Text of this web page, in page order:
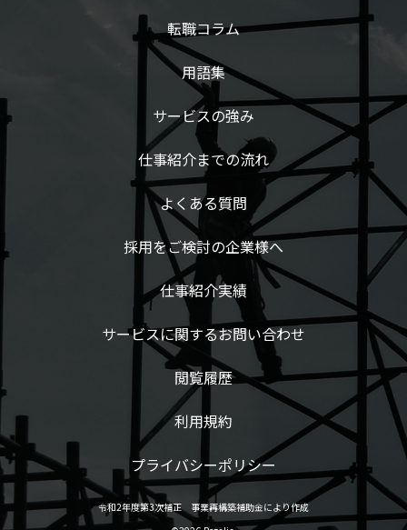
転職コラム
用語集
サービスの強み
仕事紹介までの流れ
よくある質問
採用をご検討の企業様へ
仕事紹介実績
サービスに関するお問い合わせ
閲覧履歴
利用規約
プライバシーポリシー
令和2年度第3次補正 事業再構築補助金により作成